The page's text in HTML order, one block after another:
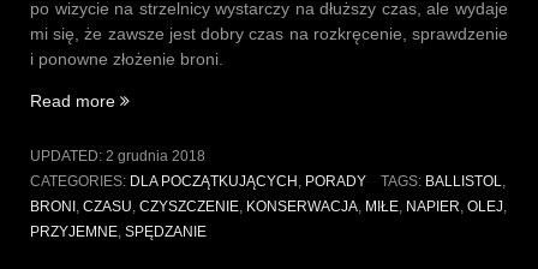
po wizycie na strzelnicy wystarczy na dłuższy czas, ale wydaje
mi się, że zawsze jest dobry czas na rozkręcenie, sprawdzenie
i ponowne złożenie broni.
Read more „Długie
nudne
wieczory
–
konserwacja
UPDATED: 2 grudnia 2018
CATEGORIES: DLA POCZĄTKUJĄCYCH , PORADY TAGS: BALLISTOL,
BRONI , CZASU, CZYSZCZENIE, KONSERWACJA, MIŁE, NAPIER, OLEJ,
PRZYJEMNE, SPĘDZANIE